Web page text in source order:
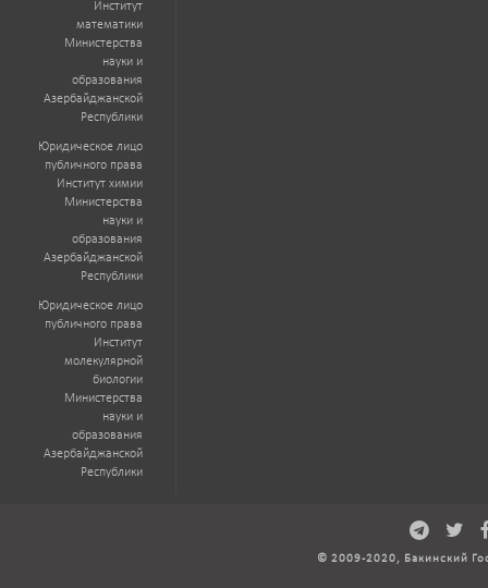
Институт
математики
Министерства
науки и
образования
Азербайджанской
Республики
Юридическое лицо
публичного права
Институт химии
Министерства
науки и
образования
Азербайджанской
Республики
Юридическое лицо
публичного права
Институт
молекулярной
биологии
Министерства
науки и
образования
Азербайджанской
Республики
© 2009-2020, Бакинский